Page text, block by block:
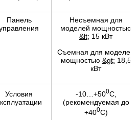
Панель
Несъемная для
моделей мощностью
&lt; 15 кВт
Съемная для моделей
мощностью &gt; 18,5
кВт
Условия
-10…+500С,
(рекомендуемая до
+400С)